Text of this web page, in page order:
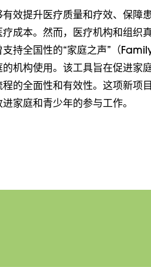
有效提升医疗质量和疗效、保障
疗成本。然而，医疗机构和组织
支持全国性的“家庭之声”（
的机构使用。该工具旨在促进家
的全面性和有效性。这项新项
家庭和青少年的参与工作。